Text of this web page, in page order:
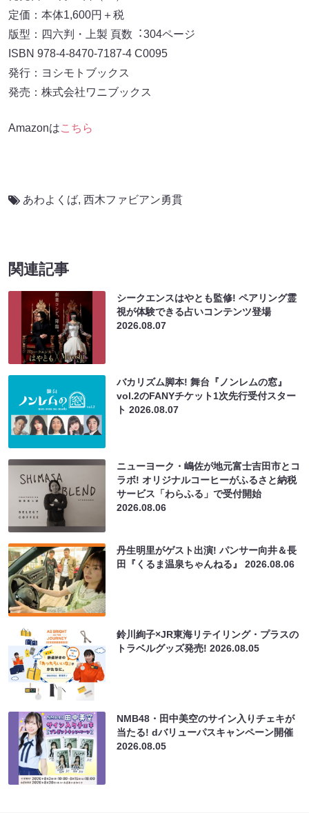
定価：本体1,600円＋税
版型：四六判・上製 ⾴数︓304ページ
ISBN 978-4-8470-7187-4 C0095
発⾏：ヨシモトブックス
発売：株式会社ワニブックス
Amazonはこちら
あわよくば, 西木ファビアン勇貫
関連記事
シークエンスはやとも監修! ペアリング霊
視が体験できる占いコンテンツ登場
2026.08.07
バカリズム脚本! 舞台『ノンレムの窓』
vol.2のFANYチケット1次先行受付スター
ト2026.08.07
ニューヨーク・嶋佐が地元富士吉田市とコ
ラボ! オリジナルコーヒーがふるさと納税
サービス「わらふる」で受付開始
2026.08.06
丹生明里がゲスト出演! パンサー向井＆長
田『くるま温泉ちゃんねる』2026.08.06
鈴川絢子×JR東海リテイリング・プラスの
トラベルグッズ発売!2026.08.05
NMB48・田中美空のサイン入りチェキが
当たる! dバリューパスキャンペーン開催
2026.08.05